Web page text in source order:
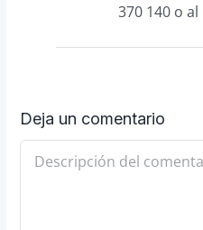
370 140‬ o al
Deja un comentario
Comentario